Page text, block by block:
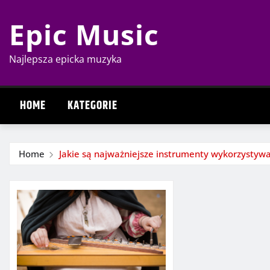
content
Epic Music
Najlepsza epicka muzyka
HOME KATEGORIE
Home Jakie są najważniejsze instrumenty